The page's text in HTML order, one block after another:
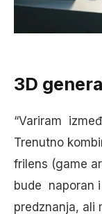
3D
“Variram
Trenutno
frilens (game
bude naporan
predznanja, ali